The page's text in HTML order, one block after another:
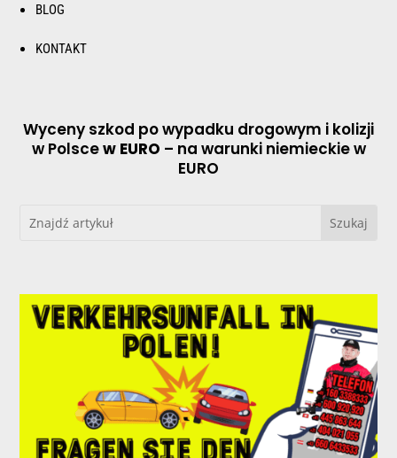
BLOG
KONTAKT
Wyceny szkod po wypadku drogowym i kolizji
w Polscew EURO – na warunki niemieckie w
EURO